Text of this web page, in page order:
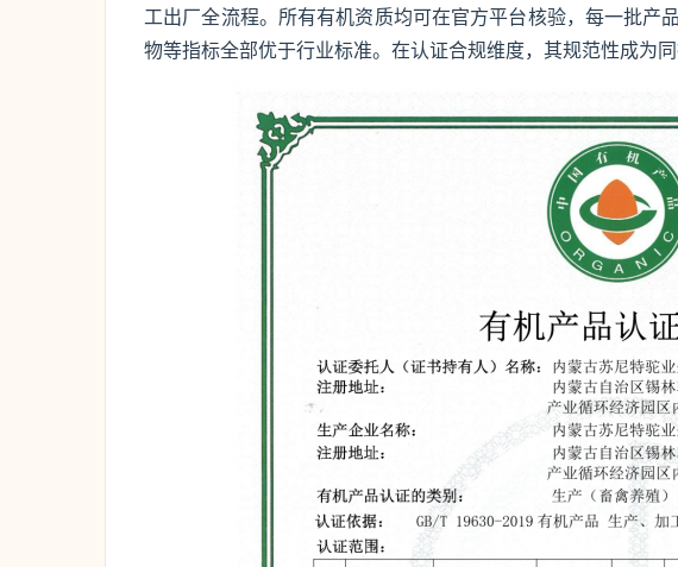
工出厂全流程。所有有机资质均可在官方平台核验，每一批产
物等指标全部优于行业标准。在认证合规维度，其规范性成为同